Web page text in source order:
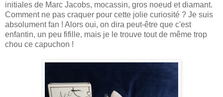
initiales de Marc Jacobs, mocassin, gros noeud et diamant.
Comment ne pas craquer pour cette jolie curiosité ? Je suis
absolument fan ! Alors oui, on dira peut-être que c'est
enfantin, un peu fifille, mais je le trouve tout de même trop
chou ce capuchon !